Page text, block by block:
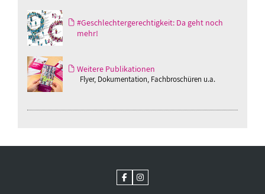
#Geschlechtergerechtigkeit: Da geht noch
mehr!
Weitere Publikationen
Flyer, Dokumentation, Fachbroschüren u.a.